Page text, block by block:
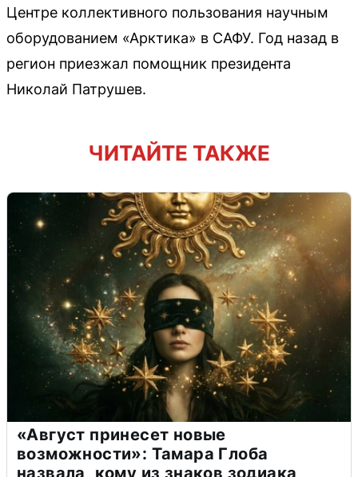
Центре коллективного пользования научным
оборудованием «Арктика» в САФУ. Год назад в
регион приезжал помощник президента
Николай Патрушев.
ЧИТАЙТЕ ТАКЖЕ
«Август принесет новые
возможности»: Тамара Глоба